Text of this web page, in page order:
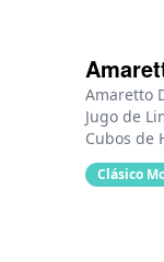
Amaretto
Jugo de
Cubos de
Clásico